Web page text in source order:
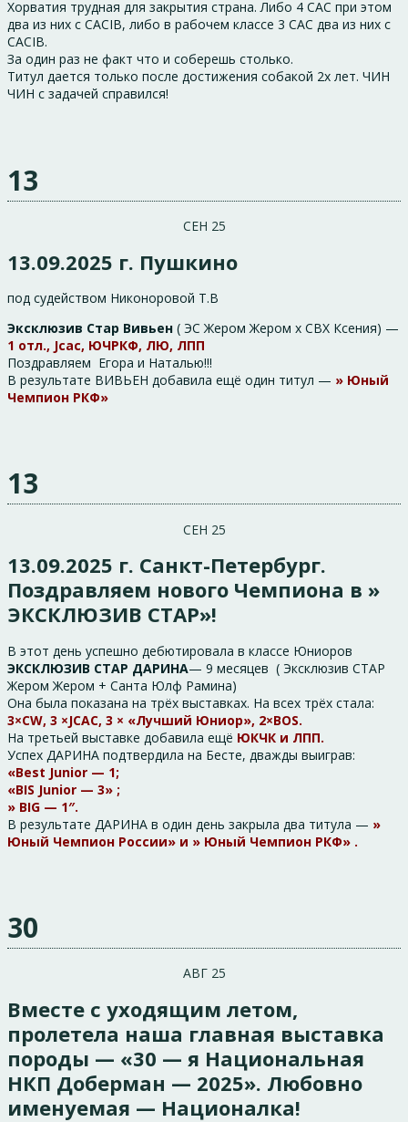
Хорватия трудная для закрытия страна. Либо 4 САС при этом
два из них с CACIB, либо в рабочем классе 3 CAC два из них с
CACIB.
За один раз не факт что и соберешь столько.
Титул дается только после достижения собакой 2х лет. ЧИН
ЧИН с задачей справился!
13
СЕН 25
13.09.2025 г. Пушкино
под судейством Никоноровой Т.В
Эксклюзив Стар Вивьен ( ЭС Жером Жером х СВХ Ксения) —
1 отл., Jcac, ЮЧРКФ, ЛЮ, ЛПП
Поздравляем Егора и Наталью!!!
В результате ВИВЬЕН добавила ещё один титул — » Юный
Чемпион РКФ»
13
СЕН 25
13.09.2025 г. Санкт-Петербург.
Поздравляем нового Чемпиона в »
ЭКСКЛЮЗИВ СТАР»!
В этот день успешно дебютировала в классе Юниоров
ЭКСКЛЮЗИВ СТАР ДАРИНА— 9 месяцев ( Эксклюзив СТАР
Жером Жером + Санта Юлф Рамина)
Она была показана на трёх выставках. На всех трёх стала:
3×CW, 3 ×JCAC, 3 × «Лучший Юниор», 2×BOS.
На третьей выставке добавила ещё ЮКЧК и ЛПП.
Успех ДАРИНА подтвердила на Бесте, дважды выиграв:
«Best Junior — 1;
«BIS Junior — 3» ;
» BIG — 1″.
В результате ДАРИНА в один день закрыла два титула — »
Юный Чемпион России» и » Юный Чемпион РКФ» .
30
АВГ 25
Вместе с уходящим летом,
пролетела наша главная выставка
породы — «30 — я Национальная
НКП Доберман — 2025». Любовно
именуемая — Националка!